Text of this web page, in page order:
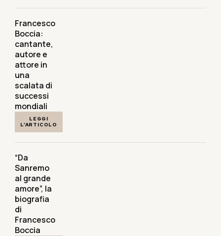
Francesco
Boccia:
cantante,
autore e
attore in
una
scalata di
successi
mondiali
LEGGI
L’ARTICOLO
“Da
Sanremo
al grande
amore”, la
biografia
di
Francesco
Boccia